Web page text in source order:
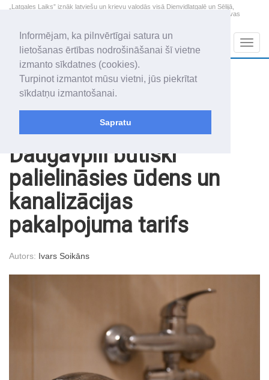
Informējam, ka pilnvērtīgai satura un
lietošanas ērtības nodrošināšanai šī vietne
izmanto sīkdatnes (cookies).
Turpinot izmantot mūsu vietni, jūs piekrītat
sīkdatņu izmantošanai.
Sapratu
„Latgales Laiks” iznāk latviešu un krievu valodās visā Dienvidlatgalē un Sēlijā,
„Latgales Laiks” latviešu valodā aptver Daugavpils valstspilsētu, Augšdaugavas
2026. gada 9. augusts
Svētdiena
Genovefa, Genoveva, Madara
+11.8
Daugavpilī būtiski
palielināsies ūdens un
kanalizācijas
pakalpojuma tarifs
Autors: Ivars Soikāns